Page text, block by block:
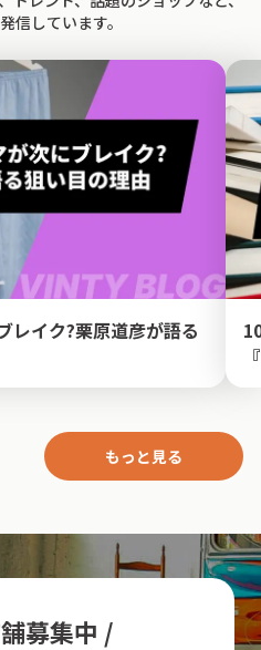
信しています。
レイク?栗原道彦が語る
もっと見る
募集中 /